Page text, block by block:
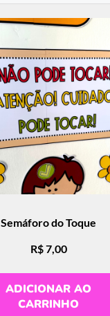
Semáforo do Toque
R$7,00
ADICIONAR AO
CARRINHO